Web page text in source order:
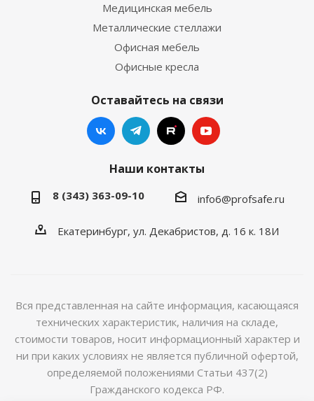
Медицинская мебель
Металлические стеллажи
Офисная мебель
Офисные кресла
Оставайтесь на связи
Наши контакты
8 (343) 363-09-10 info6@profsafe.ru
Екатеринбург, ул. Декабристов, д. 16 к. 18И
Вся представленная на сайте информация, касающаяся
технических характеристик, наличия на складе,
стоимости товаров, носит информационный характер и
ни при каких условиях не является публичной офертой,
определяемой положениями Статьи 437(2)
Гражданского кодекса РФ.